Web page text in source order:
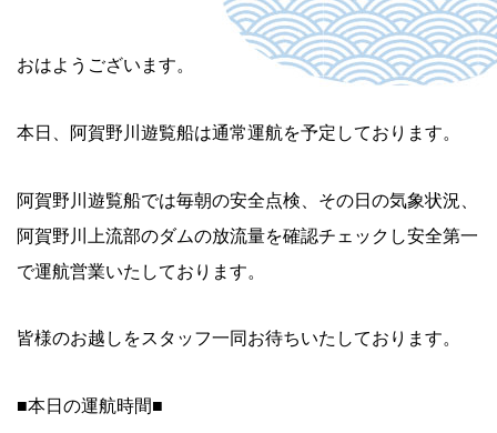
おはようございます。
本日、阿賀野川遊覧船は通常運航を予定しております。
阿賀野川遊覧船では毎朝の安全点検、その日の気象状況、
阿賀野川上流部のダムの放流量を確認チェックし安全第一
で運航営業いたしております。
皆様のお越しをスタッフ一同お待ちいたしております。
■本日の運航時間■